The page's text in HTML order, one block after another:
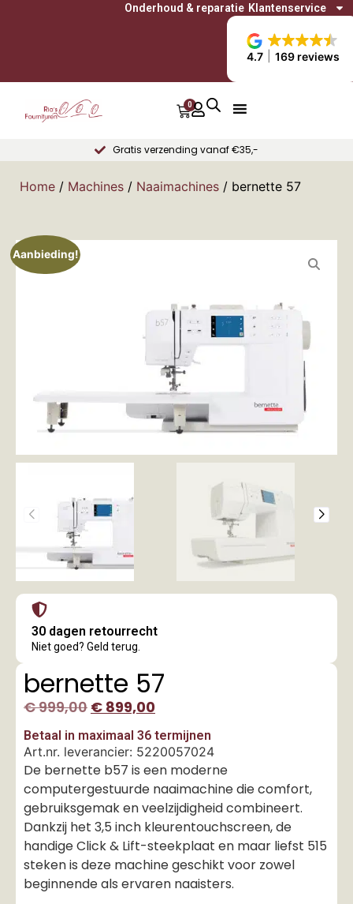
4.7 169 reviews
Onderhoud & reparatie Klantenservice
0
Gratis verzending vanaf €35,-
Home / Machines / Naaimachines / bernette 57
Aanbieding!
30 dagen retourrecht
Niet goed? Geld terug.
bernette 57
€999,00 € 899,00
Betaal in maximaal 36 termijnen
Art.nr. leverancier: 5220057024
De bernette b57 is een moderne
computergestuurde naaimachine die comfort,
gebruiksgemak en veelzijdigheid combineert.
Dankzij het 3,5 inch kleurentouchscreen, de
handige Click & Lift-steekplaat en maar liefst 515
steken is deze machine geschikt voor zowel
beginnende als ervaren naaisters.